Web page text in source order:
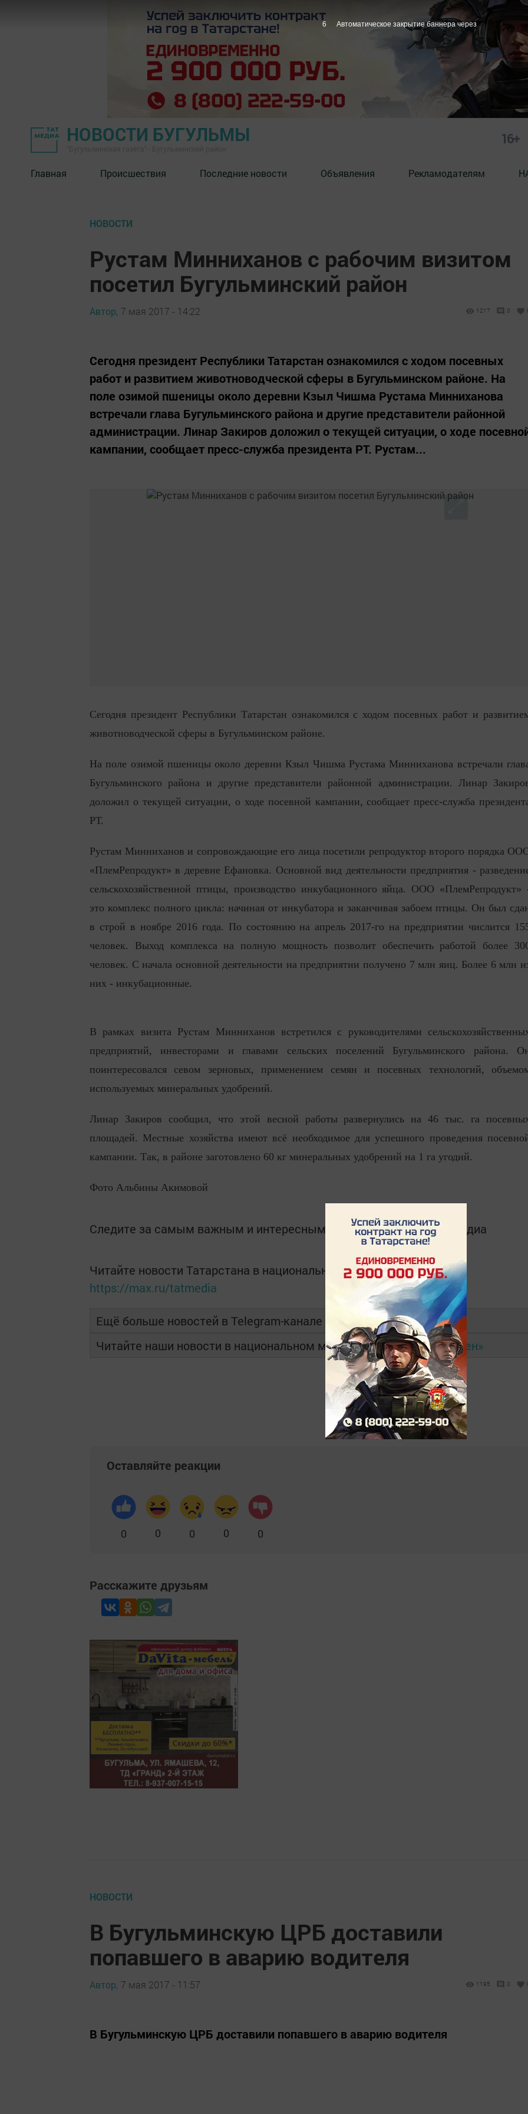
НОВОСТИ БУГУЛЬМЫ 16+
Главная Происшествия Последние новости Объявления Рекламодателям
НОВОСТИ
Рустам Минниханов с рабочим визитом
посетил Бугульминский район
Автор, 7 мая 2017 - 14:22 1217 0
Сегодня президент Республики Татарстан ознакомился с ходом посевных
работ и развитием животноводческой сферы в Бугульминском районе. На
поле озимой пшеницы около деревни Кзыл Чишма Рустама Минниханова
встречали глава Бугульминского района и другие представители районной
администрации. Линар Закиров доложил о текущей ситуации, о ходе
кампании, сообщает пресс-служба президента РТ. Рустам...
Сегодня президент Республики Татарстан ознакомился с ходом посевных работ и
животноводческой сферы в Бугульминском районе.
На поле озимой пшеницы около деревни Кзыл Чишма Рустама Минниханова встречали
Бугульминского района и другие представители районной администрации. Линар
доложил о текущей ситуации, о ходе посевной кампании, сообщает пресс-служба
РТ.
Рустам Минниханов и сопровождающие его лица посетили репродуктор второго порядка
«ПлемРепродукт» в деревне Ефановка. Основной вид деятельности предприятия -
сельскохозяйственной птицы, производство инкубационного яйца. ООО «ПлемРепродукт»
это комплекс полного цикла: начиная от инкубатора и заканчивая забоем птицы. Он был
в строй в ноябре 2016 года. По состоянию на апрель 2017-го на предприятии числится
человек. Выход комплекса на полную мощность позволит обеспечить работой более
человек. С начала основной деятельности на предприятии получено 7 млн яиц. Более 6 млн
них - инкубационные.
В рамках визита Рустам Минниханов встретился с руководителями
предприятий, инвесторами и главами сельских поселений Бугульминского района.
поинтересовался севом зерновых, применением семян и посевных технологий,
используемых минеральных удобрений.
Линар Закиров сообщил, что этой весной работы развернулись на 46 тыс. га
площадей. Местные хозяйства имеют всё необходимое для успешного проведения
кампании. Так, в районе заготовлено 60 кг минеральных удобрений на 1 га угодий.
Фото Альбины Акимовой
Следите за самым важным и интересным в Telegram-каналеТатмедиа
Читайте новости Татарстана в национальном мессенджере MАХ:
https://max.ru/tatmedia
Ещё больше новостей в Telegram-канале
Бугульма Татарстан
Читайте наши новости в национальном мессенджереMAXи в«Дзен»
Оставляйте реакции
0 0 0 0 0
Расскажите друзьям
НОВОСТИ
В Бугульминскую ЦРБ доставили
попавшего в аварию водителя
Автор, 7 мая 2017 - 11:57 1195 0
В Бугульминскую ЦРБ доставили попавшего в аварию водителя
5 Автоматическое закрытие баннера через